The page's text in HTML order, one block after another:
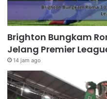
Brighton Bungkam
Jelang Premier
14 jam ago